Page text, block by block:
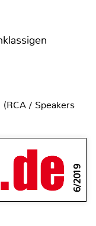
/ Speakers
6/2019